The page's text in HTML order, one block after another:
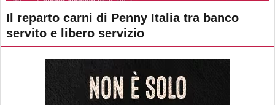
Il reparto carni di Penny Italia tra banco
servito e libero servizio